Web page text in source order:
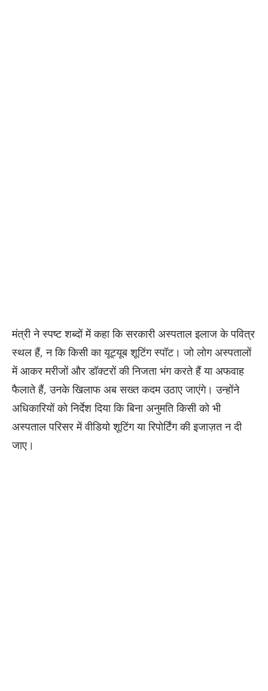
मंत्री ने स्पष्ट शब्दों में कहा कि सरकारी अस्पताल इलाज के पवित्र
स्थल हैं, न कि किसी का यूट्यूब शूटिंग स्पॉट। जो लोग अस्पतालों
में आकर मरीजों और डॉक्टरों की निजता भंग करते हैं या अफवाह
फैलाते हैं, उनके खिलाफ अब सख्त कदम उठाए जाएंगे। उन्होंने
अधिकारियों को निर्देश दिया कि बिना अनुमति किसी को भी
अस्पताल परिसर में वीडियो शूटिंग या रिपोर्टिंग की इजाज़त न दी
जाए।